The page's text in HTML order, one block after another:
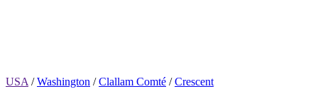
USA /Washington /Clallam Comté /Crescent